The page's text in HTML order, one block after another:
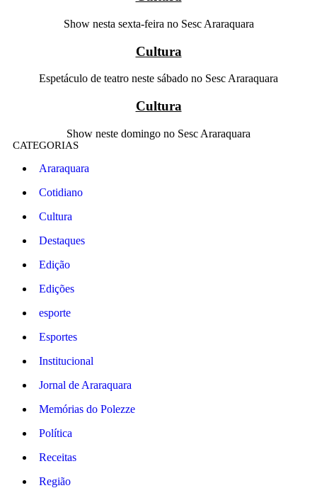
Show nesta sexta-feira no Sesc Araraquara
Cultura
Espetáculo de teatro neste sábado no Sesc Araraquara
Cultura
Show neste domingo no Sesc Araraquara
CATEGORIAS
Araraquara
Cotidiano
Cultura
Destaques
Edição
Edições
esporte
Esportes
Institucional
Jornal de Araraquara
Memórias do Polezze
Política
Receitas
Região